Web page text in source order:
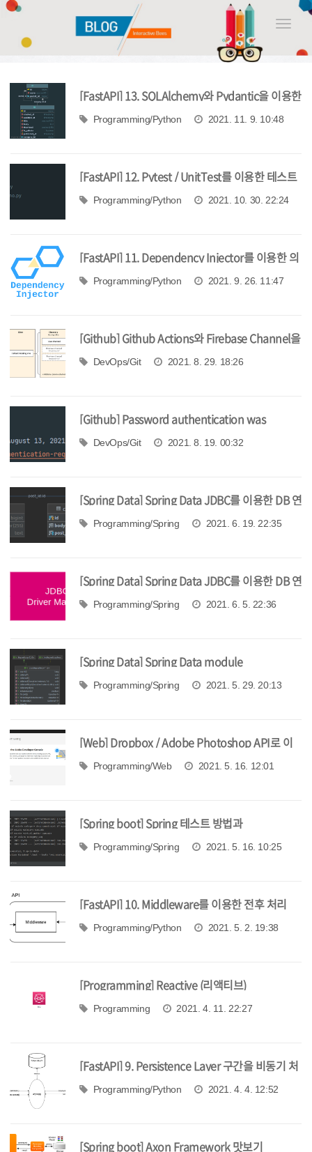
Toggle
[FastAPI] 13. SQLAlchemy와 Pydantic을 이용한
관계 데이터 매핑
Programming/Python 2021. 11. 9. 10:48
[FastAPI] 12. Pytest / UnitTest를 이용한 테스트
코드 작성
Programming/Python 2021. 10. 30. 22:24
[FastAPI] 11. Dependency Injector를 이용한 의
존성 관리
Programming/Python 2021. 9. 26. 11:47
[Github] Github Actions와 Firebase Channel을
이용한 스테이지 환경 구축
DevOps/Git 2021. 8. 29. 18:26
[Github] Password authentication was
removed에 대처하기
DevOps/Git 2021. 8. 19. 00:32
[Spring Data] Spring Data JDBC를 이용한 DB 연
동 (응용편)
Programming/Spring 2021. 6. 19. 22:35
[Spring Data] Spring Data JDBC를 이용한 DB 연
동 (기본편)
Programming/Spring 2021. 6. 5. 22:36
[Spring Data] Spring Data module
Programming/Spring 2021. 5. 29. 20:13
[Web] Dropbox / Adobe Photoshop API로 이
미지 배경 지우기
Programming/Web 2021. 5. 16. 12:01
[Spring boot] Spring 테스트 방법과
@SpringBootTest
Programming/Spring 2021. 5. 16. 10:25
[FastAPI] 10. Middleware를 이용한 전후 처리
Programming/Python 2021. 5. 2. 19:38
[Programming] Reactive (리액티브)
Programming 2021. 4. 11. 22:27
[FastAPI] 9. Persistence Layer 구간을 비동기 처
리 하는 방법
Programming/Python 2021. 4. 4. 12:52
[Spring boot] Axon Framework 맛보기